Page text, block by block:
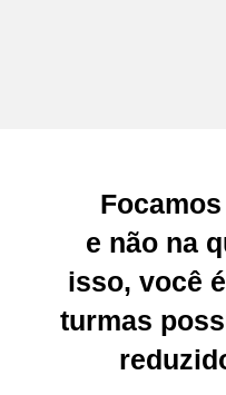
e não na
isso, você
turmas